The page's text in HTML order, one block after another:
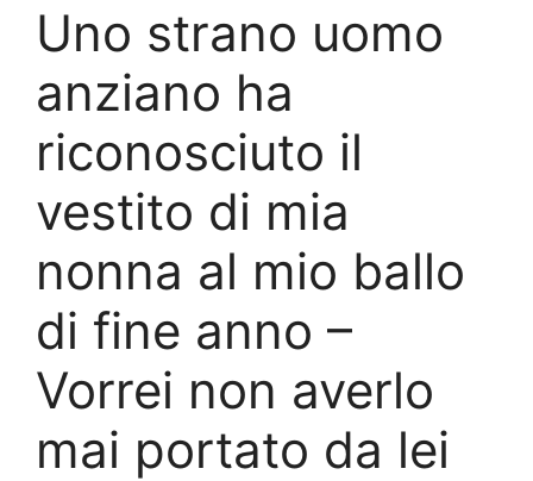
Uno strano uomo
anziano ha
riconosciuto il
vestito di mia
nonna al mio ballo
di fine anno –
Vorrei non averlo
mai portato da lei